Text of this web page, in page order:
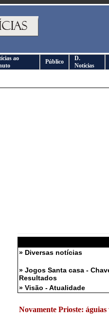
ao
Público
D.
Notícias
» Diversas notícias
» Jogos Santa casa -
Resultados
» Visão - Atualidade
Novamente Prioste: